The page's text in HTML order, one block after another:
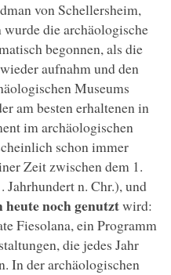
von Schellersheim,
wurde die archäologische
begonnen, als die
aufnahm und den
Museums
am besten erhaltenen in
im archäologischen
schon immer
Zeit zwischen dem 1.
Jahrhundert n. Chr.), und
heute noch genutztwird:
Fiesolana, ein Programm
die jedes Jahr
In der archäologischen